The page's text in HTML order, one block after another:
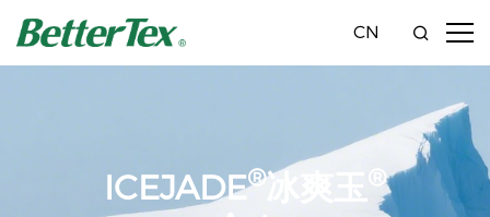
CN
ICEJADE®冰爽玉 ®